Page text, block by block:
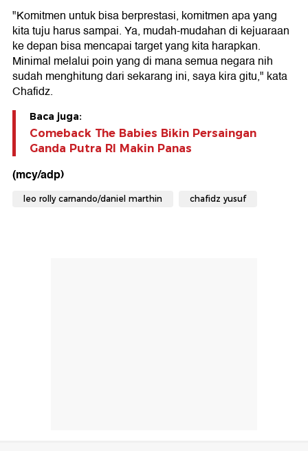
"Komitmen untuk bisa berprestasi, komitmen apa yang
kita tuju harus sampai. Ya, mudah-mudahan di kejuaraan
ke depan bisa mencapai target yang kita harapkan.
Minimal melalui poin yang di mana semua negara nih
sudah menghitung dari sekarang ini, saya kira gitu," kata
Chafidz.
Baca juga:
Comeback The Babies Bikin Persaingan
Ganda Putra RI Makin Panas
(mcy/adp)
leo rolly carnando/daniel marthin chafidz yusuf